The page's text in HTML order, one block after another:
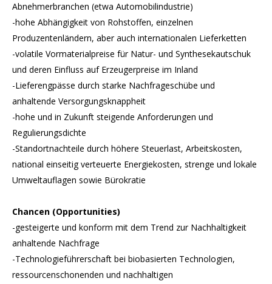
Abnehmerbranchen (etwa Automobilindustrie)
-hohe Abhängigkeit von Rohstoffen, einzelnen
Produzentenländern, aber auch internationalen Lieferketten
-volatile Vormaterialpreise für Natur- und Synthesekautschuk
und deren Einfluss auf Erzeugerpreise im Inland
-Lieferengpässe durch starke Nachfrageschübe und
anhaltende Versorgungsknappheit
-hohe und in Zukunft steigende Anforderungen und
Regulierungsdichte
-Standortnachteile durch höhere Steuerlast, Arbeitskosten,
national einseitig verteuerte Energiekosten, strenge und lokale
Umweltauflagen sowie Bürokratie
Chancen (Opportunities)
-gesteigerte und konform mit dem Trend zur Nachhaltigkeit
anhaltende Nachfrage
-Technologieführerschaft bei biobasierten Technologien,
ressourcenschonenden und nachhaltigen